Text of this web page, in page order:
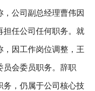
，公司副总经理曹伟因
担任公司任何职务。就
，因工作岗位调整，王
员会委员职务。辞职
务，仍属于公司核心技